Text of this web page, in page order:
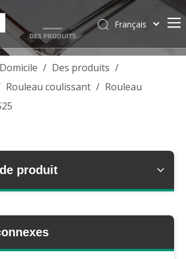
Français
简体中文
Pусский
Domicile / Des produits /
Rouleau coulissant / Rouleau
produit